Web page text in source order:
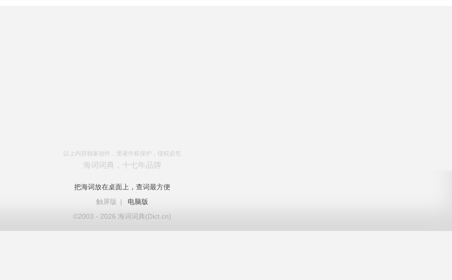
以上内容独家创作，受著作权保护，侵权必究
海词词典，十七年品牌
把海词放在桌面上，查词最方便
触屏版
|
电脑版
©2003 - 2026 海词词典(Dict.cn)